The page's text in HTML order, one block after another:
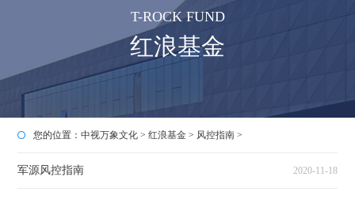
T-ROCK FUND
红浪基金
您的位置：中视万象文化 >红浪基金 > 风控指南 >
军源风控指南 2020-11-18